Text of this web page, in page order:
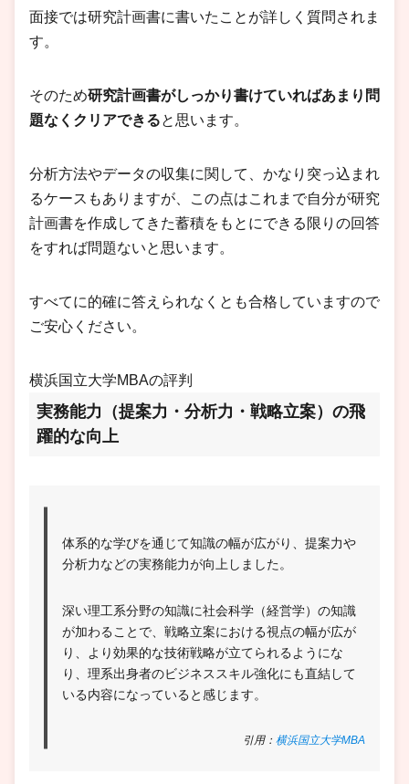
面接では研究計画書に書いたことが詳しく質問されま
す。
そのため研究計画書がしっかり書けていればあまり問
題なくクリアできると思います。
分析方法やデータの収集に関して、かなり突っ込まれ
るケースもありますが、この点はこれまで自分が研究
計画書を作成してきた蓄積をもとにできる限りの回答
をすれば問題ないと思います。
すべてに的確に答えられなくとも合格していますので
ご安心ください。
横浜国立大学MBAの評判
実務能力（提案力・分析力・戦略立案）の飛
躍的な向上
体系的な学びを通じて知識の幅が広がり、提案力や
分析力などの実務能力が向上しました。
深い理工系分野の知識に社会科学（経営学）の知識
が加わることで、戦略立案における視点の幅が広が
り、より効果的な技術戦略が立てられるようにな
り、理系出身者のビジネススキル強化にも直結して
いる内容になっていると感じます。
引用： 横浜国立大学MBA